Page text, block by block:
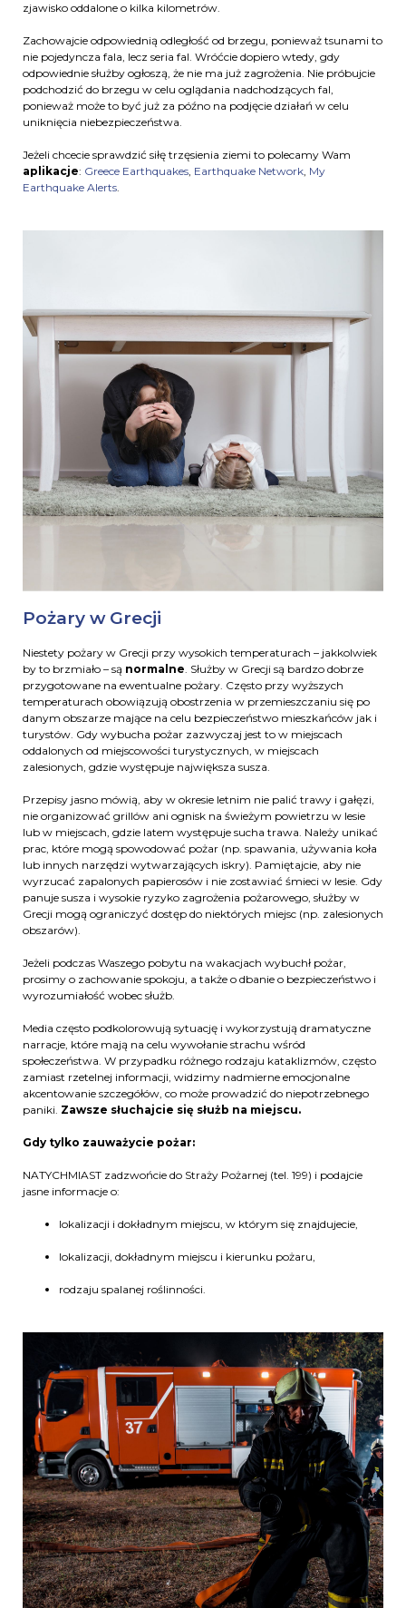
zjawisko oddalone o kilka kilometrów.
Zachowajcie odpowiednią odległość od brzegu, ponieważ tsunami to
nie pojedyncza fala, lecz seria fal. Wróćcie dopiero wtedy, gdy
odpowiednie służby ogłoszą, że nie ma już zagrożenia. Nie próbujcie
podchodzić do brzegu w celu oglądania nadchodzących fal,
ponieważ może to być już za późno na podjęcie działań w celu
uniknięcia niebezpieczeństwa.
Jeżeli chcecie sprawdzić siłę trzęsienia ziemi to polecamy Wam
aplikacje: Greece Earthquakes, Earthquake Network, My
Earthquake Alerts.
Pożary w Grecji
Niestety pożary w Grecji przy wysokich temperaturach – jakkolwiek
by to brzmiało – są normalne. Służby w Grecji są bardzo dobrze
przygotowane na ewentualne pożary. Często przy wyższych
temperaturach obowiązują obostrzenia w przemieszczaniu się po
danym obszarze mające na celu bezpieczeństwo mieszkańców jak i
turystów. Gdy wybucha pożar zazwyczaj jest to w miejscach
oddalonych od miejscowości turystycznych, w miejscach
zalesionych, gdzie występuje największa susza.
Przepisy jasno mówią, aby w okresie letnim nie palić trawy i gałęzi,
nie organizować grillów ani ognisk na świeżym powietrzu w lesie
lub w miejscach, gdzie latem występuje sucha trawa. Należy unikać
prac, które mogą spowodować pożar (np. spawania, używania koła
lub innych narzędzi wytwarzających iskry). Pamiętajcie, aby nie
wyrzucać zapalonych papierosów i nie zostawiać śmieci w lesie. Gdy
panuje susza i wysokie ryzyko zagrożenia pożarowego, służby w
Grecji mogą ograniczyć dostęp do niektórych miejsc (np. zalesionych
obszarów).
Jeżeli podczas Waszego pobytu na wakacjach wybuchł pożar,
prosimy o zachowanie spokoju, a także o dbanie o bezpieczeństwo i
wyrozumiałość wobec służb.
Media często podkolorowują sytuację i wykorzystują dramatyczne
narracje, które mają na celu wywołanie strachu wśród
społeczeństwa. W przypadku różnego rodzaju kataklizmów, często
zamiast rzetelnej informacji, widzimy nadmierne emocjonalne
akcentowanie szczegółów, co może prowadzić do niepotrzebnego
paniki. Zawsze słuchajcie się służb na miejscu.
Gdy tylko zauważycie pożar:
NATYCHMIAST zadzwońcie do Straży Pożarnej (tel. 199) i podajcie
jasne informacje o:
lokalizacji i dokładnym miejscu, w którym się znajdujecie,
lokalizacji, dokładnym miejscu i kierunku pożaru,
rodzaju spalanej roślinności.